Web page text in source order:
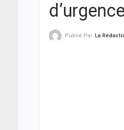
Publié Par La Rédaction De